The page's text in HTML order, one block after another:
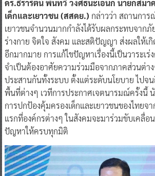
ดร.ธีรารัตน์ พันทวี วงศ์ธนะเอนก นายกสม
เด็กและเยาวชน (สสดย.) กล่าวว่า สถานกา
เยาวชนจำนวนมากกำลังได้รับผลกระทบจาก
ร่างกาย จิตใจ สังคม และสติปัญญา ส่งผลให้เ
อีกมากมาย การแก้ไขปัญหาเรื่องนี้เป็นวาระเร่
จำเป็นต้องอาศัยความร่วมมือจากภาคส่วนต่า
ประสานกันทั้งระบบ ตั้งแต่ระดับนโยบาย ไปจ
พื้นที่ต่างๆ เวทีการประกาศเจตนารมณ์ครั้งนี้
การปกป้องคุ้มครองเด็กและเยาวชนของไทยจ
แรกที่องค์กรต่างๆ ในสังคมจะมาร่วมขับเคลื่อ
ปัญหาให้ครบทุกมิติ